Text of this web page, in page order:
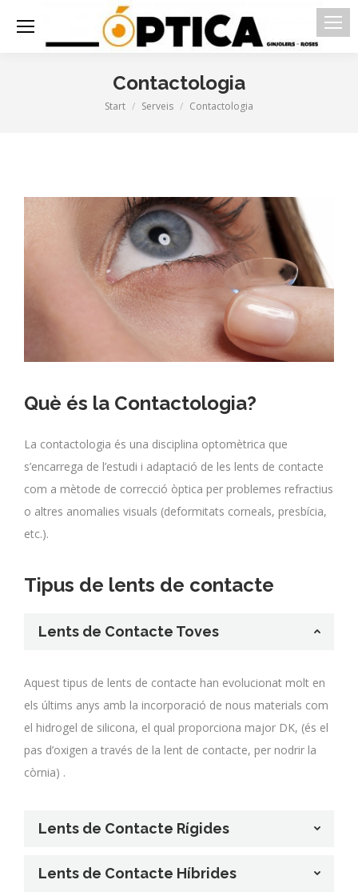
Contactologia
Sie befinden sich hier:
Start Serveis Contactologia
Què és la Contactologia?
La contactologia és una disciplina optomètrica que
s’encarrega de l’estudi i adaptació de les lents de contacte
com a mètode de correcció òptica per problemes refractius
o altres anomalies visuals (deformitats corneals, presbícia,
etc.).
Tipus de lents de contacte
Lents de Contacte Toves
Aquest tipus de lents de contacte han evolucionat molt en
els últims anys amb la incorporació de nous materials com
el hidrogel de silicona, el qual proporciona major DK, (és el
pas d’oxigen a través de la lent de contacte, per nodrir la
còrnia) .
Lents de Contacte Rígides
Lents de Contacte Híbrides